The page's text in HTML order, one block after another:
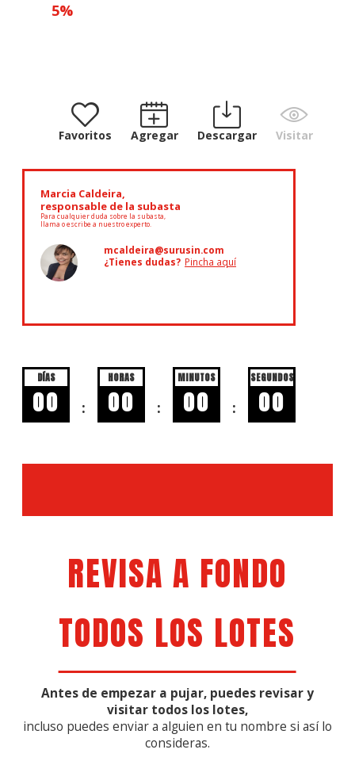
5%
Favoritos Agregar Descargar Visitar
Marcia Caldeira,
responsable de la subasta
Para cualquier duda sobre la subasta,
llama o escribe a nuestro experto.
mcaldeira@surusin.com
¿Tienes dudas? Pincha aquí
DÍAS
00 :
HORAS
00 :
MINUTOS
00 :
SEGUNDOS
00
REVISA A FONDO
TODOS LOS LOTES
Antes de empezar a pujar, puedes revisar y
visitar todos los lotes,
incluso puedes enviar a alguien en tu nombre si así lo
consideras.